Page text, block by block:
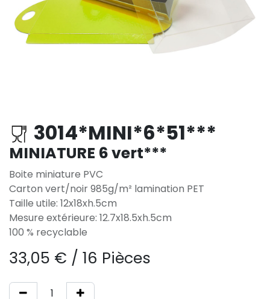
3014*MINI*6*51***
MINIATURE 6 vert***
Boite miniature PVC
Carton vert/noir 985g/m² lamination PET
Taille utile: 12x18xh.5cm
Mesure extérieure: 12.7x18.5xh.5cm
100 % recyclable
33,05 € / 16 Pièces